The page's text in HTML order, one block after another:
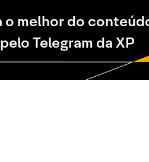
o melhor do
Telegram da XP